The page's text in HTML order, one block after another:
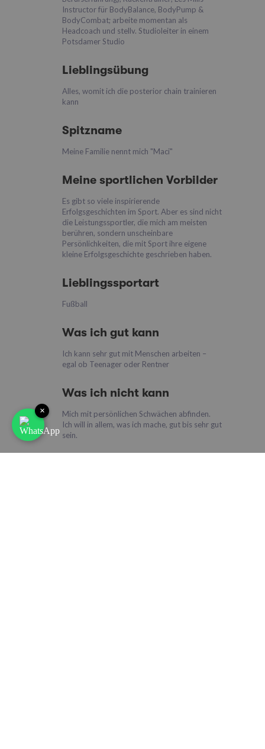
Instructor für BodyBalance, BodyPump &
BodyCombat; arbeite momentan als
Headcoach und stellv. Studioleiter in einem
Potsdamer Studio
Lieblingsübung
Alles, womit ich die posterior chain trainieren
kann
Spitzname
Meine Familie nennt mich "Maci"
Meine sportlichen Vorbilder
Es gibt so viele inspirierende
Erfolgsgeschichten im Sport. Aber es sind nicht
die Leistungssportler, die mich am meisten
berühren, sondern unscheinbare
Persönlichkeiten, die mit Sport ihre eigene
kleine Erfolgsgeschichte geschrieben haben.
Lieblingssportart
Fußball
Was ich gut kann
Ich kann sehr gut mit Menschen arbeiten –
egal ob Teenager oder Rentner
Was ich nicht kann
Mich mit persönlichen Schwächen abfinden.
Ich will in allem, was ich mache, gut bis sehr gut
sein.
×